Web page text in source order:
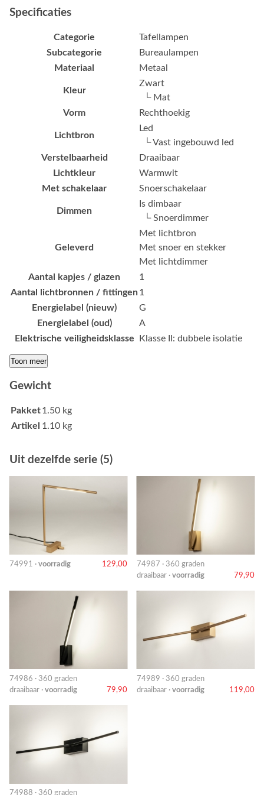
Specificaties
Categorie
Tafellampen
Subcategorie
Bureaulampen
Materiaal
Metaal
Kleur
Zwart
└ Mat
Vorm
Rechthoekig
Lichtbron
Led
└ Vast ingebouwd led
Verstelbaarheid
Draaibaar
Lichtkleur
Warmwit
Met schakelaar
Snoerschakelaar
Dimmen
Is dimbaar
└ Snoerdimmer
Geleverd
Met lichtbron
Met snoer en stekker
Met lichtdimmer
Aantal kapjes / glazen
1
Aantal lichtbronnen / fittingen 1
Energielabel (nieuw)
G
Energielabel (oud)
A
Elektrische veiligheidsklasse
Klasse II: dubbele isolatie
Toon meer
Gewicht
Pakket1.50 kg
Artikel 1.10 kg
Uit dezelfde serie (5)
74991 · voorradig 129,00
74987 · 360 graden
draaibaar · voorradig 79,90
74986 · 360 graden
draaibaar · voorradig 79,90
74989 · 360 graden
draaibaar · voorradig 119,00
74988 · 360 graden